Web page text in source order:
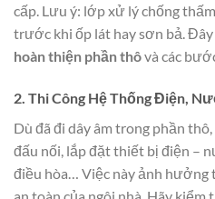
cấp. Lưu ý: lớp xử lý chống
trước khi ốp lát hay sơn bả.
hoàn thiện phần thôvà các
2. Thi Công Hệ Thống Điện,
Dù đã đi dây âm trong phần
đấu nối, lắp đặt thiết bị điện –
điều hòa… Việc này ảnh hưởng
an toàn của ngôi nhà. Hãy kiểm